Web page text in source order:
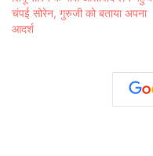
चंपई सोरेन, गुरुजी को बताया अपना
आदर्श